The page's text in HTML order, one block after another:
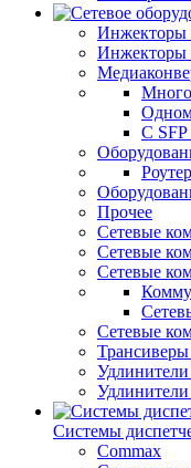
Инжекторы
Инжекторы
С SFP
Прочее
Сетевые
Сетевые
Сетевые
Сетевые
Удлинители
Удлинители
Системы
Commax